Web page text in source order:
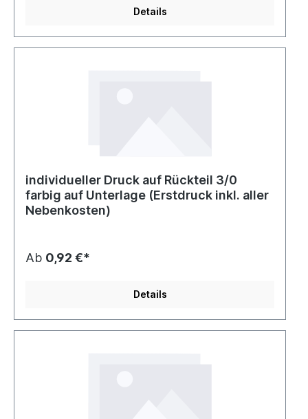
Details
individueller Druck auf Rückteil 3/0
farbig auf Unterlage (Erstdruck inkl. aller
Nebenkosten)
Ab 0,92 €*
Details